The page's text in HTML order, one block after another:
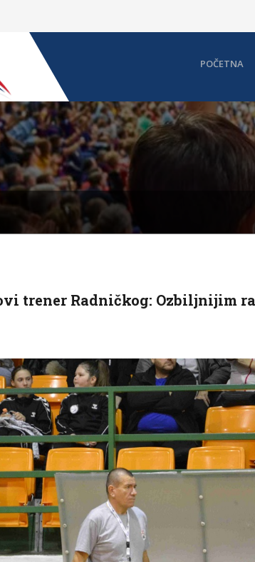
POČETNA
trener Radničkog: Ozbiljnijim